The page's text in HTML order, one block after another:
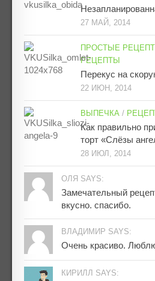
27 МАЙ, 2014
ПРОСТЫЕ
РЕЦЕПТЫ
Перекус на
22 ИЮН, 2014
ВЫПЕЧКА /
Как правильно
торт «Слёзы
28 ИЮЛ, 2014
ОЛЯ SAYS:
Замечательный
вкусно. спасибо.
ВЛАДИМИР SAYS:
Очень красиво.
КИРИЛЛ SAYS: